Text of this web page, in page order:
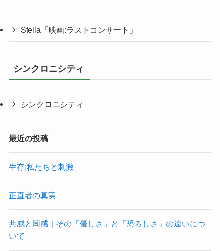
Stella「映画:ラストコンサート」
シンクロニシティ
シンクロニシティ
最近の投稿
生存:私たちと刺激
正直者の真実
共感と同感｜その「優しさ」と「恐ろしさ」の違いにつ
いて